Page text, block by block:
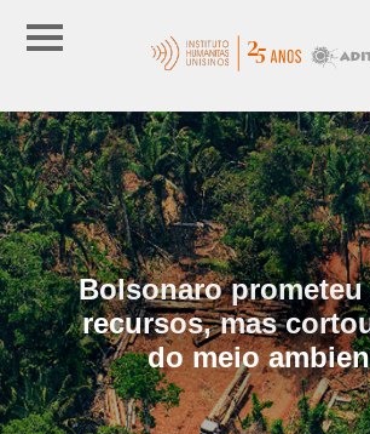
Bolsonaro
recursos, mas
do meio